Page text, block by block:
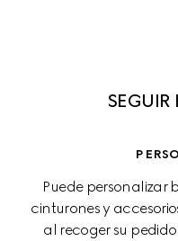
Puede personalizar
cinturones y
al recoger su